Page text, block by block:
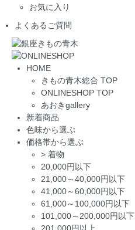
お気に入り
よくあるご質問
HOME
きもの青木総合 TOP
ONLINESHOP TOP
あおきgallery
新着商品
色味から選ぶ
価格帯から選ぶ
> 着物
20,000円以下
21,000～40,000円以下
41,000～60,000円以下
61,000～100,000円以下
101,000～200,000円以下
201,000円以上